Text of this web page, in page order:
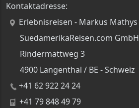
Kontaktadresse:
Erlebnisreisen - Markus Mathys
SuedamerikaReisen.com GmbH
Rindermattweg 3
4900 Langenthal / BE - Schweiz
+41 62 922 24 24
+41 79 848 49 79